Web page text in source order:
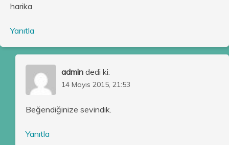
harika
Yanıtla
admin dedi ki:
14 Mayıs 2015, 21:53
Beğendiğinize sevindik.
Yanıtla